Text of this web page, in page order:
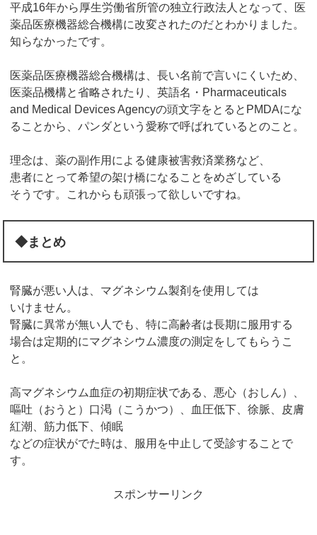
平成16年から厚生労働省所管の独立行政法人となって、医
薬品医療機器総合機構に改変されたのだとわかりました。
知らなかったです。
医薬品医療機器総合機構は、長い名前で言いにくいため、
医薬品機構と省略されたり、英語名・Pharmaceuticals
and Medical Devices Agencyの頭文字をとるとPMDAにな
ることから、パンダという愛称で呼ばれているとのこと。
理念は、薬の副作用による健康被害救済業務など、
患者にとって希望の架け橋になることをめざしている
そうです。これからも頑張って欲しいですね。
◆まとめ
腎臓が悪い人は、マグネシウム製剤を使用しては
いけません。
腎臓に異常が無い人でも、特に高齢者は長期に服用する
場合は定期的にマグネシウム濃度の測定をしてもらうこ
と。
高マグネシウム血症の初期症状である、悪心（おしん）、
嘔吐（おうと）口渇（こうかつ）、血圧低下、徐脈、皮膚
紅潮、筋力低下、傾眠
などの症状がでた時は、服用を中止して受診することで
す。
スポンサーリンク